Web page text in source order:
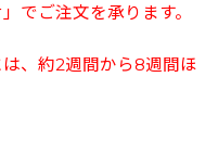
でご注文を承ります。
、約2週間から8週間ほ